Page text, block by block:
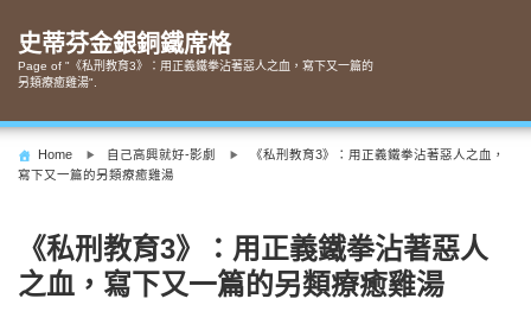
content
史蒂芬金銀銅鐵席格
Page of "《私刑教育3》：用正義鐵拳沾著惡人之血，寫下又一篇的
另類療癒雞湯".
Home 自己高興就好-影劇
《私刑教育3》：用正義鐵拳沾著惡人之血，
寫下又一篇的另類療癒雞湯
《私刑教育3》：用正義鐵拳沾著惡人
之血，寫下又一篇的另類療癒雞湯